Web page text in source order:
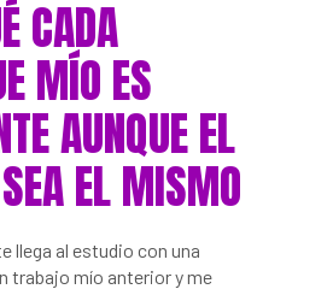
CADA
MÍO ES
AUNQUE EL
EL MISMO
llega al estudio con una
trabajo mío anterior y me